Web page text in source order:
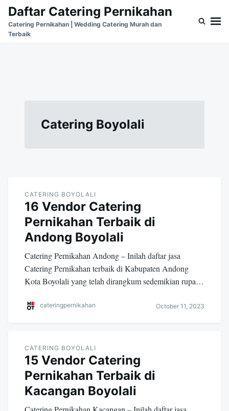
Skip
content
Search
for:
Daftar Catering Pernikahan
Catering Pernikahan | Wedding Catering Murah dan
Terbaik
Catering Boyolali
CATERING BOYOLALI
16 Vendor Catering
Pernikahan Terbaik di
Andong Boyolali
Catering Pernikahan Andong – Inilah daftar jasa
Catering Pernikahan terbaik di Kabupaten Andong
Kota Boyolali yang telah dirangkum sedemikian rupa…
cateringpernikahan October 11, 2023
CATERING BOYOLALI
15 Vendor Catering
Pernikahan Terbaik di
Kacangan Boyolali